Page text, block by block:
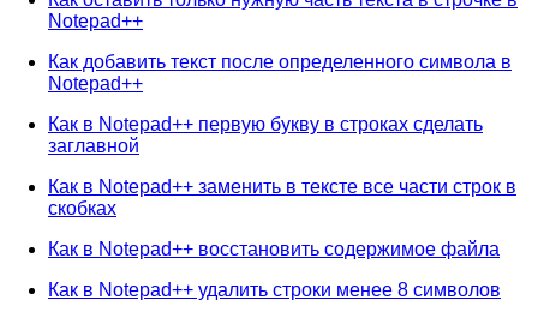
Notepad++
Как добавить текст после определенного символа в
Notepad++
Как в Notepad++ первую букву в строках сделать
заглавной
Как в Notepad++ заменить в тексте все части строк в
скобках
Как в Notepad++ восстановить содержимое файла
Как в Notepad++ удалить строки менее 8 символов